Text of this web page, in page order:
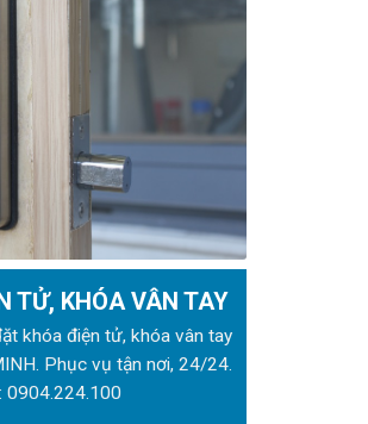
TỬ, KHÓA VÂN TAY
khóa điện tử, khóa vân tay
Phục vụ tận nơi, 24/24.
0904.224.100